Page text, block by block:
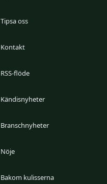
Tipsa oss
Kontakt
RSS-flöde
Kändisnyheter
Branschnyheter
Nöje
Bakom kulisserna